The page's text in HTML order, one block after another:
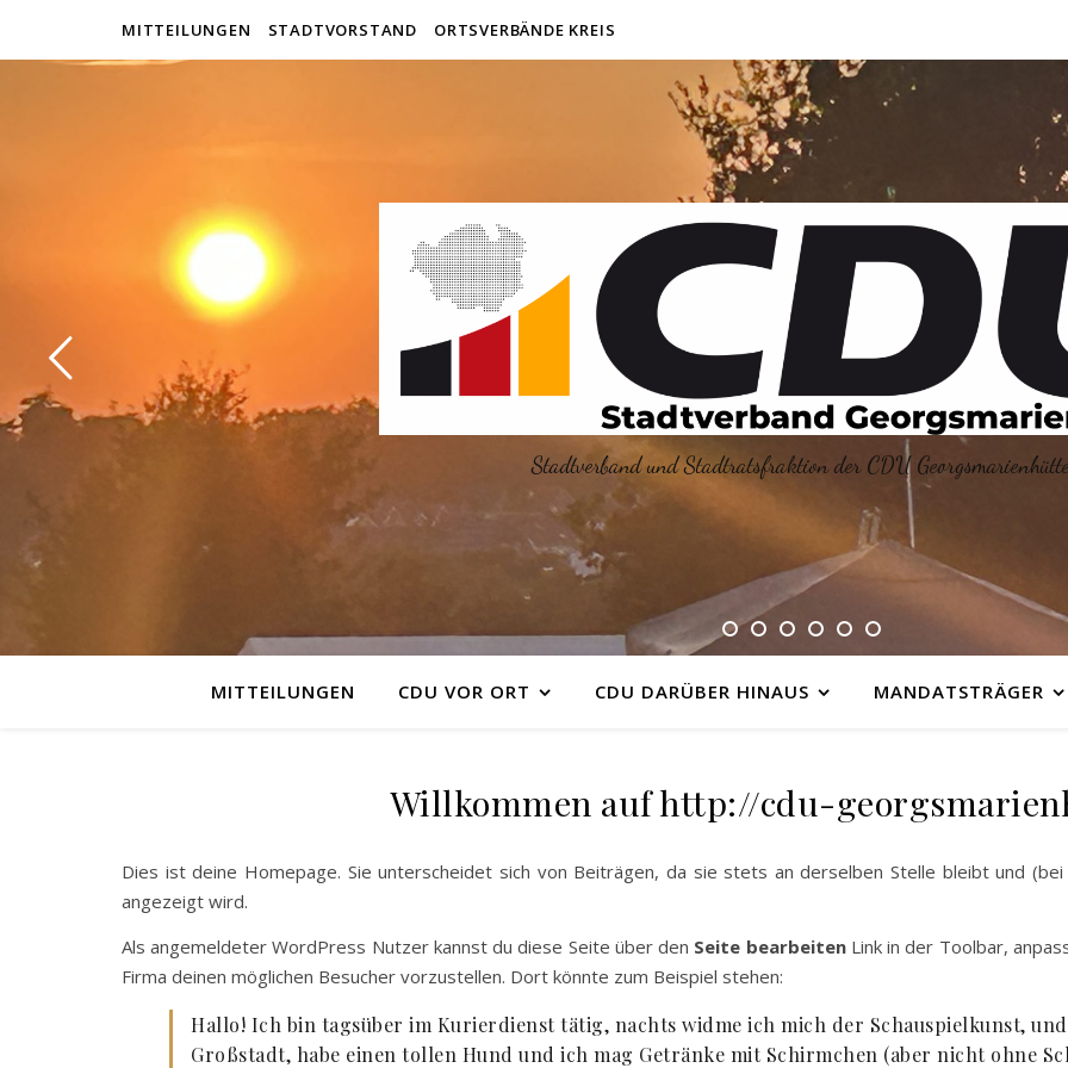
MITTEILUNGEN STADTVORSTAND ORTSVERBÄNDE KREIS
Stadtverband und Stadtratsfraktion der CDU
MITTEILUNGEN CDU VOR ORT CDU DARÜBER HINAUS MANDATSTRÄGER
Willkommen auf http://cdu-
Dies ist deine Homepage. Sie unterscheidet sich von Beiträgen, da sie stets an derselben Stelle bleibt und
angezeigt wird.
Als angemeldeter WordPress Nutzer kannst du diese Seite über den Seite bearbeitenLink in der Toolbar,
Firma deinen möglichen Besucher vorzustellen. Dort könnte zum Beispiel stehen:
Hallo! Ich bin tagsüber im Kurierdienst tätig, nachts widme ich mich der Schauspielkunst,
Großstadt, habe einen tollen Hund und ich mag Getränke mit Schirmchen (aber nicht ohne